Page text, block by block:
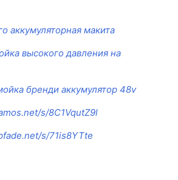
аккумуляторная макита
высокого давления на
бренди аккумулятор 48v
s/8C1VqutZ9l
s/71is8YTte